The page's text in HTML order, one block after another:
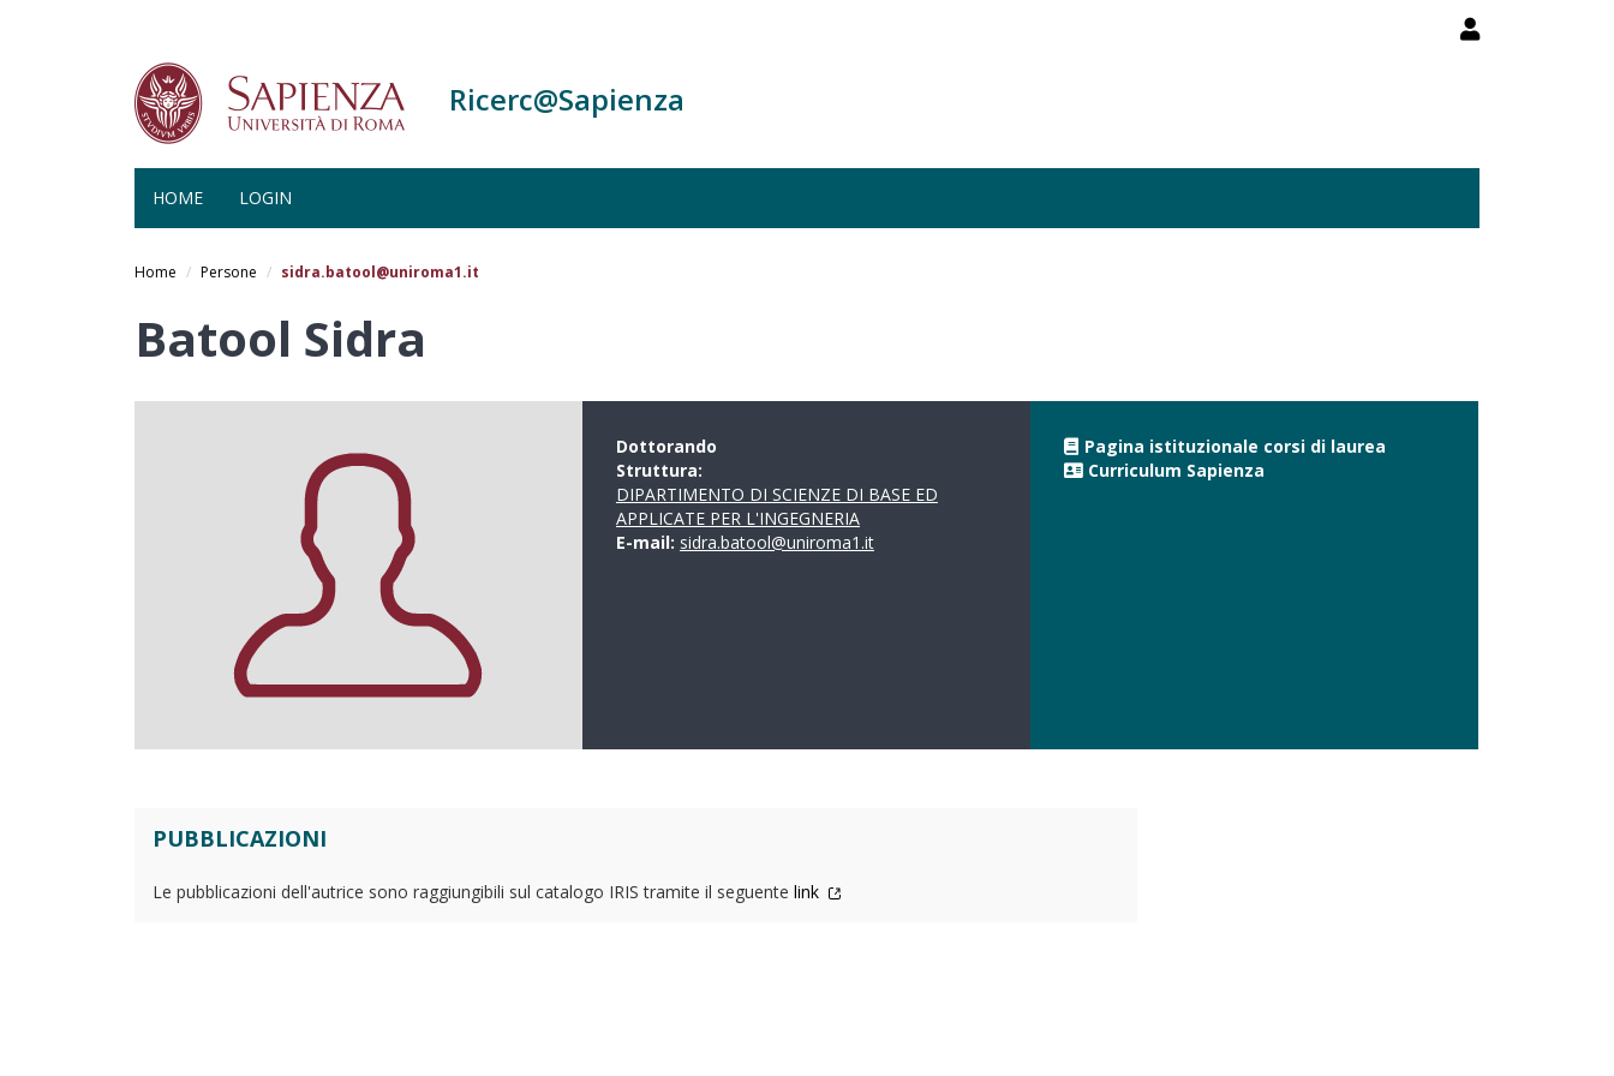
Ricerc@Sapienza
HOME LOGIN
Home Persone sidra.batool@uniroma1.it
Batool Sidra
Dottorando
Struttura:
DIPARTIMENTO DI SCIENZE DI BASE ED
APPLICATE PER L'INGEGNERIA
E-mail: sidra.batool@uniroma1.it
Pagina istituzionale corsi di laurea
Curriculum Sapienza
PUBBLICAZIONI
Le pubblicazioni dell'autrice sono raggiungibili sul catalogo IRIS tramite il seguente link